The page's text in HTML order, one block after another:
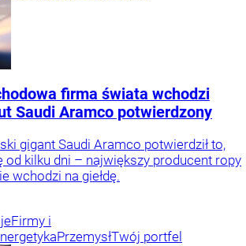
firma świata wchodzi
Saudi Aramco potwierdzony
gigant Saudi Aramco potwierdził to,
od kilku dni – największy producent ropy
wchodzi na giełdę.
Firmy i
PrzemysłTwój portfel